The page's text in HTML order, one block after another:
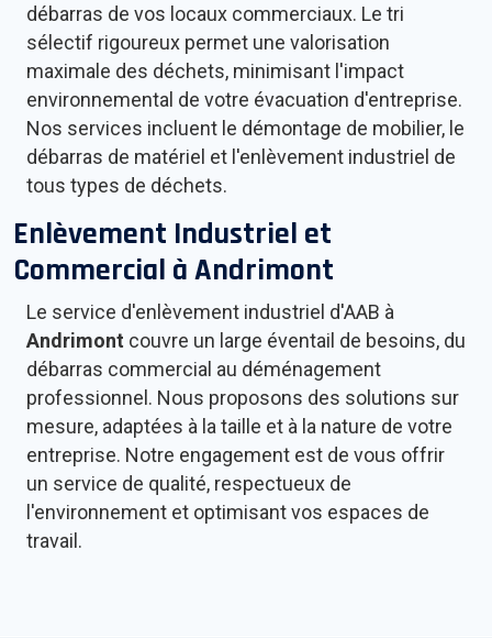
débarras de vos locaux commerciaux. Le tri
sélectif rigoureux permet une valorisation
maximale des déchets, minimisant l'impact
environnemental de votre évacuation d'entreprise.
Nos services incluent le démontage de mobilier, le
débarras de matériel et l'enlèvement industriel de
tous types de déchets.
Enlèvement Industriel et
Commercial àAndrimont
Le service d'enlèvement industriel d'AAB à
Andrimont couvre un large éventail de besoins, du
débarras commercial au déménagement
professionnel. Nous proposons des solutions sur
mesure, adaptées à la taille et à la nature de votre
entreprise. Notre engagement est de vous offrir
un service de qualité, respectueux de
l'environnement et optimisant vos espaces de
travail.